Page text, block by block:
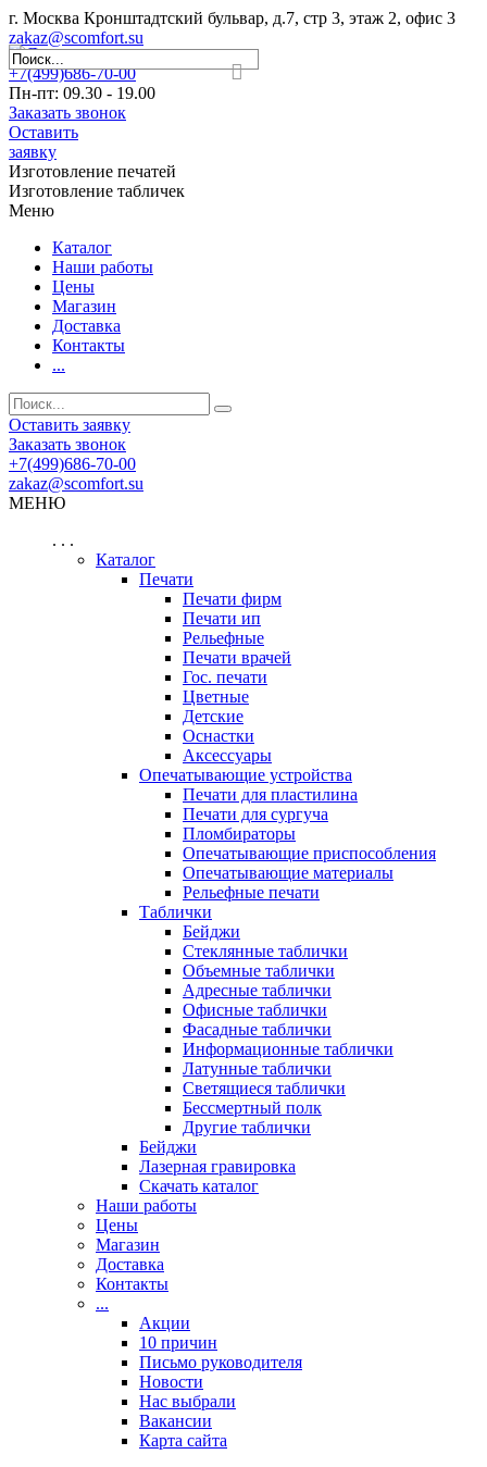
г. Москва Кронштадтский бульвар, д.7, стр 3, этаж 2, офис 3
zakaz@scomfort.su
+7(499)686-70-00
Пн-пт: 09.30 - 19.00
Заказать звонок
Оставить
заявку
Изготовление печатей
Изготовление табличек
Меню
Каталог
Наши работы
Цены
Магазин
Доставка
Контакты
...
Оставить заявку
Заказать звонок
+7(499)686-70-00
zakaz@scomfort.su
МЕНЮ
. . .
Каталог
Печати
Печати фирм
Печати ип
Рельефные
Печати врачей
Гос. печати
Цветные
Детские
Оснастки
Аксессуары
Опечатывающие устройства
Печати для пластилина
Печати для сургуча
Пломбираторы
Опечатывающие приспособления
Опечатывающие материалы
Рельефные печати
Таблички
Бейджи
Стеклянные таблички
Объемные таблички
Адресные таблички
Офисные таблички
Фасадные таблички
Информационные таблички
Латунные таблички
Светящиеся таблички
Бессмертный полк
Другие таблички
Бейджи
Лазерная гравировка
Скачать каталог
Наши работы
Цены
Магазин
Доставка
Контакты
...
Акции
10 причин
Письмо руководителя
Новости
Нас выбрали
Вакансии
Карта сайта